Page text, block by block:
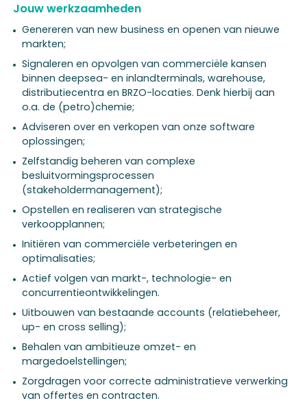
Jouw werkzaamheden
Genereren van new business en openen van nieuwe
markten;
Signaleren en opvolgen van commerciële kansen
binnen deepsea- en inlandterminals, warehouse,
distributiecentra en BRZO-locaties. Denk hierbij aan
o.a. de (petro)chemie;
Adviseren over en verkopen van onze software
oplossingen;
Zelfstandig beheren van complexe
besluitvormingsprocessen
(stakeholdermanagement);
Opstellen en realiseren van strategische
verkoopplannen;
Initiëren van commerciële verbeteringen en
optimalisaties;
Actief volgen van markt-, technologie- en
concurrentieontwikkelingen.
Uitbouwen van bestaande accounts (relatiebeheer,
up- en cross selling);
Behalen van ambitieuze omzet- en
margedoelstellingen;
Zorgdragen voor correcte administratieve verwerking
van offertes en contracten.